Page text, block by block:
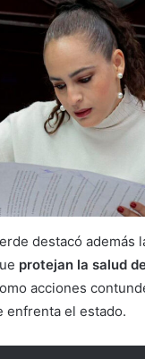
destacó además
protejan la salud
acciones
enfrenta el estado.